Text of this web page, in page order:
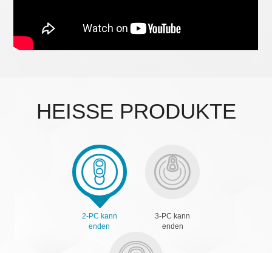
HEISSE PRODUKTE
2-PC kann
enden
3-PC kann
enden